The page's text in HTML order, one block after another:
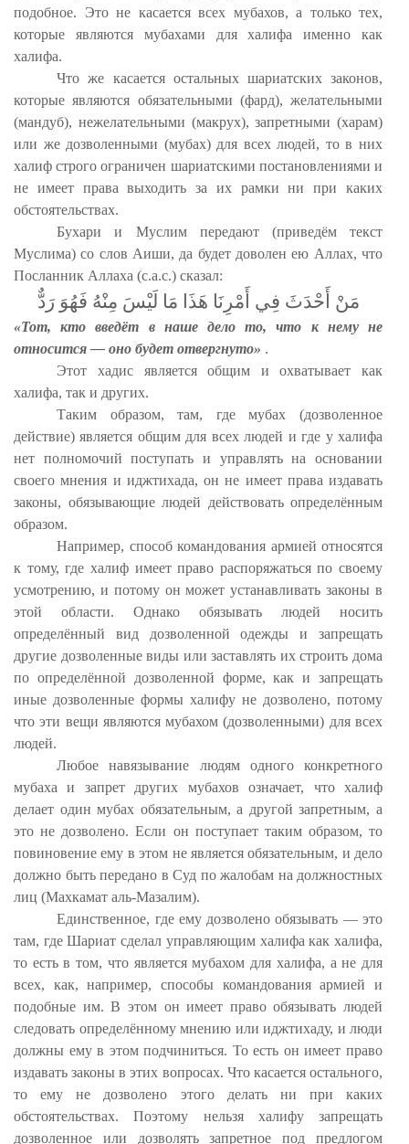
подобное. Это не касается всех мубахов, а только тех,
которые являются мубахами для халифа именно как
халифа.
Что же касается остальных шариатских законов,
которые являются обязательными (фард), желательными
(мандуб), нежелательными (макрух), запретными (харам)
или же дозволенными (мубах) для всех людей, то в них
халиф строго ограничен шариатскими постановлениями и
не имеет права выходить за их рамки ни при каких
обстоятельствах.
Бухари и Муслим передают (приведём текст
Муслима) со слов Аиши, да будет доволен ею Аллах, что
Посланник Аллаха (с.а.с.) сказал:
مَنْ أَحْدَثَ فِي أَمْرِنَا هَذَا مَا لَيْسَ مِنْهُ فَهُوَ رَدٌّ
«Тот, кто введёт в наше дело то, что к нему не
относится — оно будет отвергнуто» .
Этот хадис является общим и охватывает как
халифа, так и других.
Таким образом, там, где мубах (дозволенное
действие) является общим для всех людей и где у халифа
нет полномочий поступать и управлять на основании
своего мнения и иджтихада, он не имеет права издавать
законы, обязывающие людей действовать определённым
образом.
Например, способ командования армией относятся
к тому, где халиф имеет право распоряжаться по своему
усмотрению, и потому он может устанавливать законы в
этой области. Однако обязывать людей носить
определённый вид дозволенной одежды и запрещать
другие дозволенные виды или заставлять их строить дома
по определённой дозволенной форме, как и запрещать
иные дозволенные формы халифу не дозволено, потому
что эти вещи являются мубахом (дозволенными) для всех
людей.
Любое навязывание людям одного конкретного
мубаха и запрет других мубахов означает, что халиф
делает один мубах обязательным, а другой запретным, а
это не дозволено. Если он поступает таким образом, то
повиновение ему в этом не является обязательным, и дело
должно быть передано в Суд по жалобам на должностных
лиц (Махкамат аль-Мазалим).
Единственное, где ему дозволено обязывать — это
там, где Шариат сделал управляющим халифа как халифа,
то есть в том, что является мубахом для халифа, а не для
всех, как, например, способы командования армией и
подобные им. В этом он имеет право обязывать людей
следовать определённому мнению или иджтихаду, и люди
должны ему в этом подчиниться. То есть он имеет право
издавать законы в этих вопросах. Что касается остального,
то ему не дозволено этого делать ни при каких
обстоятельствах. Поэтому нельзя халифу запрещать
дозволенное или дозволять запретное под предлогом